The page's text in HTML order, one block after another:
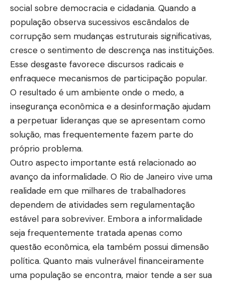
social sobre democracia e cidadania. Quando a
população observa sucessivos escândalos de
corrupção sem mudanças estruturais significativas,
cresce o sentimento de descrença nas instituições.
Esse desgaste favorece discursos radicais e
enfraquece mecanismos de participação popular.
O resultado é um ambiente onde o medo, a
insegurança econômica e a desinformação ajudam
a perpetuar lideranças que se apresentam como
solução, mas frequentemente fazem parte do
próprio problema.
Outro aspecto importante está relacionado ao
avanço da informalidade. O Rio de Janeiro vive uma
realidade em que milhares de trabalhadores
dependem de atividades sem regulamentação
estável para sobreviver. Embora a informalidade
seja frequentemente tratada apenas como
questão econômica, ela também possui dimensão
política. Quanto mais vulnerável financeiramente
uma população se encontra, maior tende a ser sua